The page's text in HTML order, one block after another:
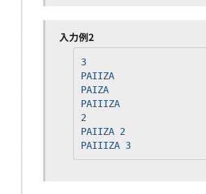
入力例2
3
PAIIZA
PAIZA
PAIIIZA
2
PAIIZA 2
PAIIIZA 3